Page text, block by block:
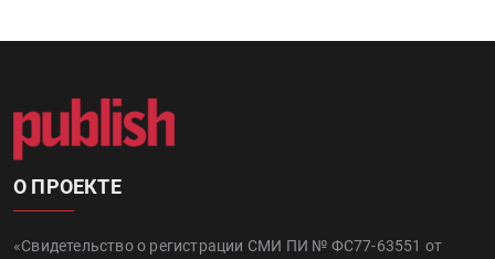
О ПРОЕКТЕ
«Свидетельство о регистрации СМИ ПИ № ФС77-63551 от